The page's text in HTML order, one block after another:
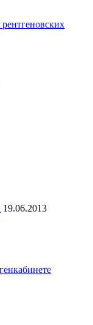
19.06.2013